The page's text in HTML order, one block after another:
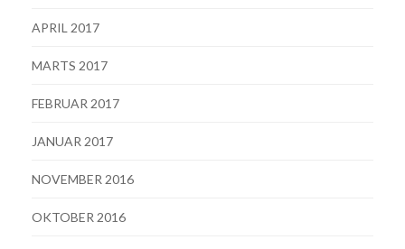
APRIL 2017
MARTS 2017
FEBRUAR 2017
JANUAR 2017
NOVEMBER 2016
OKTOBER 2016